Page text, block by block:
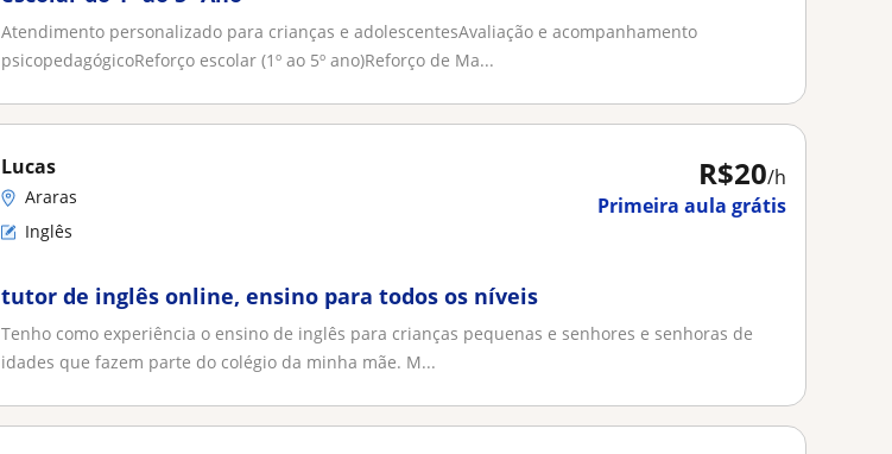
Atendimento personalizado para crianças e adolescentesAvaliação e acompanhamento
psicopedagógicoReforço escolar (1º ao 5º ano)Reforço de Ma...
R$20/h
Primeira aula grátis
Lucas
Araras
Inglês
tutor de inglês online, ensino para todos os níveis
Tenho como experiência o ensino de inglês para crianças pequenas e senhores e senhoras de
idades que fazem parte do colégio da minha mãe. M...